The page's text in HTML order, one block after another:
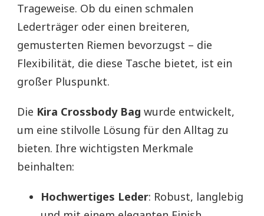
Trageweise. Ob du einen schmalen
Lederträger oder einen breiteren,
gemusterten Riemen bevorzugst – die
Flexibilität, die diese Tasche bietet, ist ein
großer Pluspunkt.
Die Kira Crossbody Bag wurde entwickelt,
um eine stilvolle Lösung für den Alltag zu
bieten. Ihre wichtigsten Merkmale
beinhalten:
Hochwertiges Leder: Robust, langlebig